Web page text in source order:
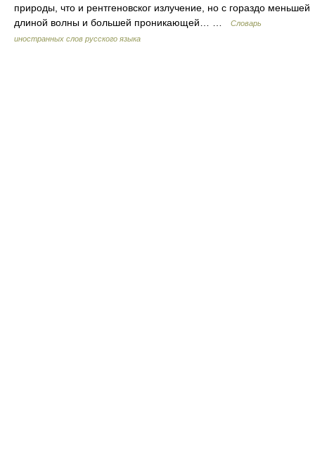
природы, что и рентгеновског излучение, но с гораздо меньшей
длиной волны и большей проникающей… …
Словарь
иностранных слов русского языка